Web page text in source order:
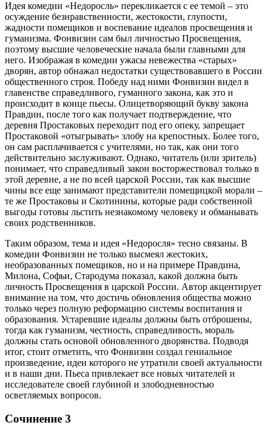
Идея комедии «Недоросль» перекликается с ее темой – это
осуждение безнравственности, жестокости, глупости,
жадности помещиков и воспевание идеалов просвещения и
гуманизма. Фонвизин сам был личностью Просвещения,
поэтому высшие человеческие начала были главными для
него. Изображая в комедии ужасы невежества «старых»
дворян, автор обнажал недостатки существовавшего в России
общественного строя. Победу над ними Фонвизин видел в
главенстве справедливого, гуманного закона, как это и
происходит в конце пьесы. Олицетворяющий букву закона
Правдин, после того как получает подтверждение, что
деревня Простаковых переходит под его опеку, запрещает
Простаковой «отыгрывать» злобу на крепостных. Более того,
он сам расплачивается с учителями, но так, как они того
действительно заслуживают. Однако, читатель (или зритель)
понимает, что справедливый закон восторжествовал только в
этой деревне, а не по всей царской России, так как высшие
чины все еще занимают представители помещицкой морали –
те же Простаковы и Скотинины, которые ради собственной
выгоды готовы льстить незнакомому человеку и обманывать
своих родственников.
Таким образом, тема и идея «Недоросля» тесно связаны. В
комедии Фонвизин не только высмеял жестоких,
необразованных помещиков, но и на примере Правдина,
Милона, Софьи, Стародума показал, какой должна быть
личность Просвещения в царской России. Автор акцентирует
внимание на том, что достичь обновления общества можно
только через полную реформацию системы воспитания и
образования. Устаревшие идеалы должны быть отброшены,
тогда как гуманизм, честность, справедливость, мораль
должны стать основой обновленного дворянства. Подводя
итог, стоит отметить, что Фонвизин создал гениальное
произведение, идеи которого не утратили своей актуальности
и в наши дни. Пьеса привлекает все новых читателей и
исследователе своей глубиной и злободневностью
осветляемых вопросов.
Сочинение 3